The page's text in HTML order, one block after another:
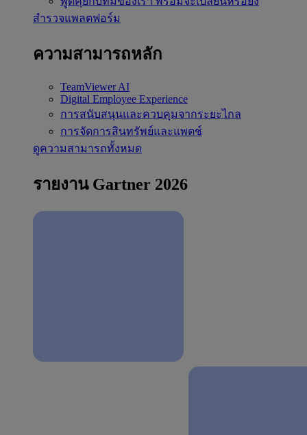
สำรวจแพลตฟอร์ม
ความสามารถหลัก
TeamViewer AI
Digital Employee Experience
การสนับสนุนและควบคุมจากระยะไกล
การจัดการสินทรัพย์และแพตช์
ดูความสามารถทั้งหมด
รายงาน Gartner 2026